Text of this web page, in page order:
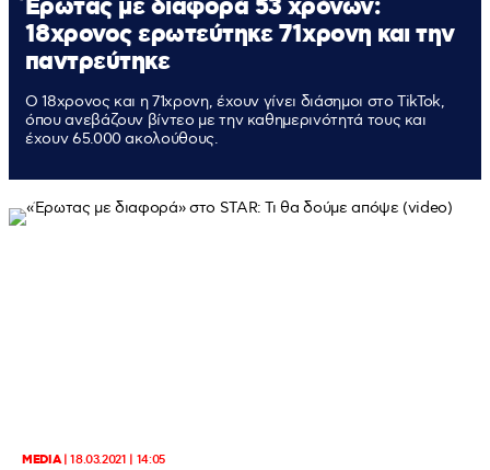
Έρωτας με διαφορά 53 χρόνων:
18χρονος ερωτεύτηκε 71χρονη και την
παντρεύτηκε
Ο 18χρονος και η 71χρονη, έχουν γίνει διάσημοι στο TikTok,
όπου ανεβάζουν βίντεο με την καθημερινότητά τους και
έχουν 65.000 ακολούθους.
MEDIA|18.03.2021 | 14:05